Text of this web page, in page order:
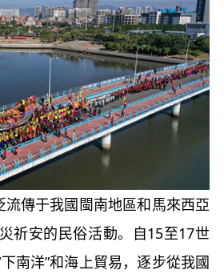
傳于我國閩南地區和馬來西亞
祈安的民俗活動。自15至17世
南洋”和海上貿易，逐步從我國